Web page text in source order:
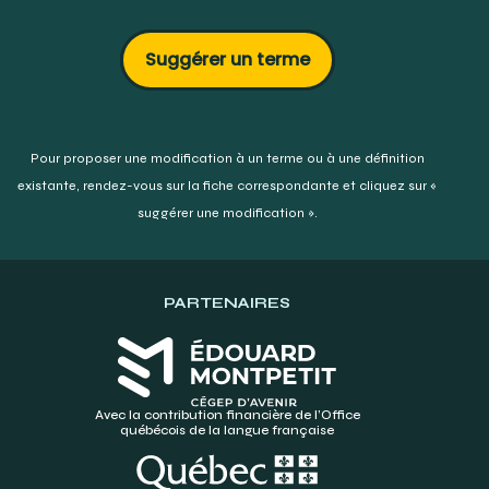
Suggérer un terme
Pour proposer une modification à un terme ou à une définition
existante, rendez-vous sur la fiche correspondante et cliquez sur «
suggérer une modification ».
PARTENAIRES
Avec la contribution financière de l’Office
québécois de la langue française